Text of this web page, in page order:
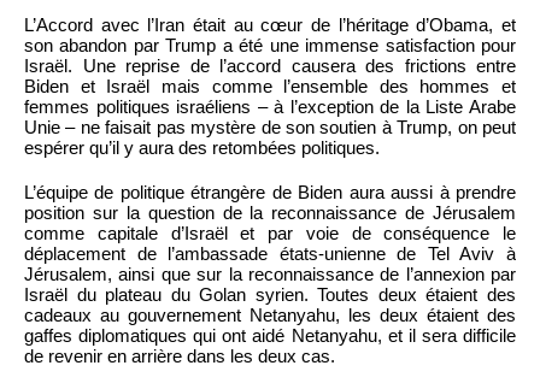
L’Accord avec l’Iran était au cœur de l’héritage d’Obama, et
son abandon par Trump a été une immense satisfaction pour
Israël. Une reprise de l’accord causera des frictions entre
Biden et Israël mais comme l’ensemble des hommes et
femmes politiques israéliens – à l’exception de la Liste Arabe
Unie – ne faisait pas mystère de son soutien à Trump, on peut
espérer qu’il y aura des retombées politiques.
L’équipe de politique étrangère de Biden aura aussi à prendre
position sur la question de la reconnaissance de Jérusalem
comme capitale d’Israël et par voie de conséquence le
déplacement de l’ambassade états-unienne de Tel Aviv à
Jérusalem, ainsi que sur la reconnaissance de l’annexion par
Israël du plateau du Golan syrien. Toutes deux étaient des
cadeaux au gouvernement Netanyahu, les deux étaient des
gaffes diplomatiques qui ont aidé Netanyahu, et il sera difficile
de revenir en arrière dans les deux cas.